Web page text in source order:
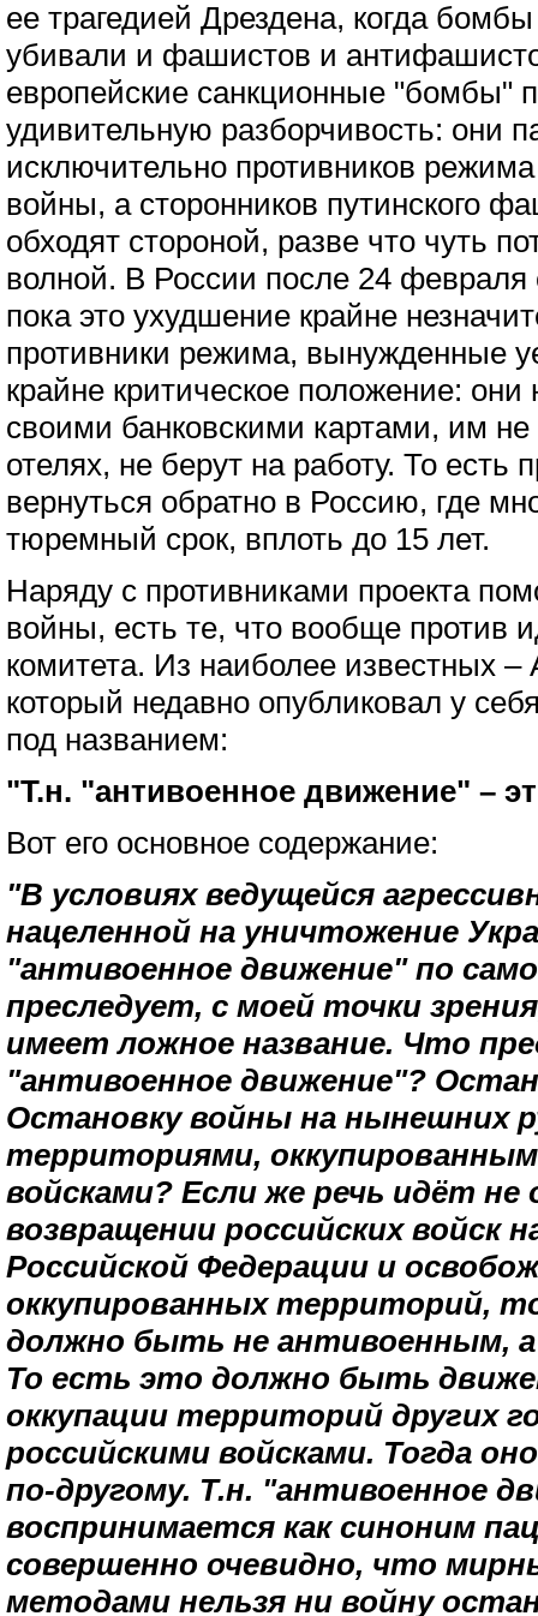
ее трагедией Дрездена, когда
убивали и фашистов и
европейские санкционные "бомбы"
удивительную разборчивость: они
исключительно противников
войны, а сторонников путинского
обходят стороной, разве что чуть
волной. В России после 24 февраля
пока это ухудшение крайне
противники режима, вынужденные
крайне критическое положение: они
своими банковскими картами, им не
отелях, не берут на работу. То
вернуться обратно в Россию, где
тюремный срок, вплоть до 15 лет.
Наряду с противниками проекта
войны, есть те, что вообще против
комитета. Из наиболее известных
который недавно опубликовал у
под названием:
"Т.н. "антивоенное движение" –
Вот его основное содержание:
"В условиях ведущейся
нацеленной на уничтожение
"антивоенное движение" по
преследует, с моей точки
имеет ложное название. Что
"антивоенное движение"?
Остановку войны на нынешних
территориями,
войсками? Если же речь идёт не
возвращении российских войск
Российской Федерации и
оккупированных территорий,
должно быть не антивоенным,
То есть это должно быть
оккупации территорий других
российскими войсками. Тогда
по-другому. Т.н. "антивоенное
воспринимается как синоним
совершенно очевидно, что
методами нельзя ни войну